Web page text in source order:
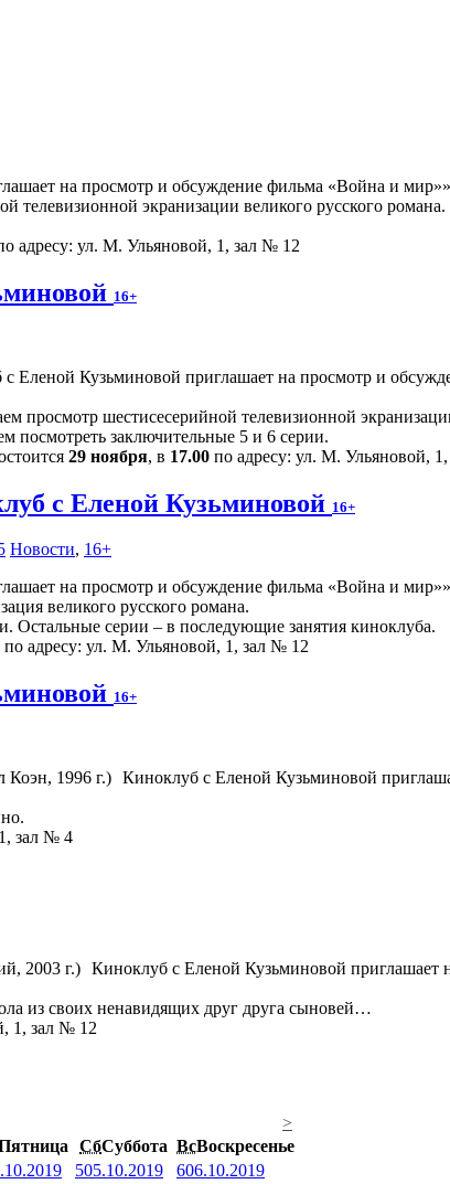
на просмотр и обсуждение фильма «Война и
телевизионной экранизации великого русского романа.
адресу: ул. М. Ульяновой, 1, зал № 12
16+
Еленой Кузьминовой приглашает на просмотр и
просмотр шестисесерийной телевизионной
посмотреть заключительные 5 и 6 серии.
29 ноября, в 17.00 по адресу: ул. М. Ульяновой,
с Еленой Кузьминовой 16+
Новости, 16+
на просмотр и обсуждение фильма «Война и
великого русского романа.
Остальные серии – в последующие занятия киноклуба.
по адресу: ул. М. Ульяновой, 1, зал № 12
16+
Киноклуб с Еленой Кузьминовой
зал № 4
Киноклуб с Еленой Кузьминовой приглашает
из своих ненавидящих друг друга сыновей…
1, зал № 12
>
СбСуббота ВсВоскресенье
505.10.2019 606.10.2019